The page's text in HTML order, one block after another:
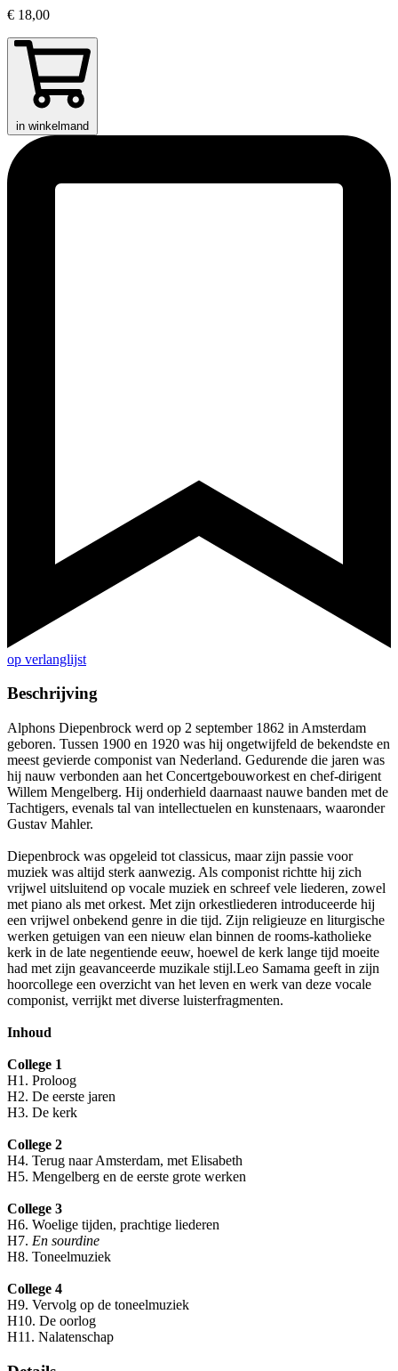
€ 18,00
in winkelmand
op verlanglijst
Beschrijving
Alphons Diepenbrock werd op 2 september 1862 in Amsterdam
geboren. Tussen 1900 en 1920 was hij ongetwijfeld de bekendste en
meest gevierde componist van Nederland. Gedurende die jaren was
hij nauw verbonden aan het Concertgebouworkest en chef-dirigent
Willem Mengelberg. Hij onderhield daarnaast nauwe banden met de
Tachtigers, evenals tal van intellectuelen en kunstenaars, waaronder
Gustav Mahler.
Diepenbrock was opgeleid tot classicus, maar zijn passie voor
muziek was altijd sterk aanwezig. Als componist richtte hij zich
vrijwel uitsluitend op vocale muziek en schreef vele liederen, zowel
met piano als met orkest. Met zijn orkestliederen introduceerde hij
een vrijwel onbekend genre in die tijd. Zijn religieuze en liturgische
werken getuigen van een nieuw elan binnen de rooms-katholieke
kerk in de late negentiende eeuw, hoewel de kerk lange tijd moeite
had met zijn geavanceerde muzikale stijl.Leo Samama geeft in zijn
hoorcollege een overzicht van het leven en werk van deze vocale
componist, verrijkt met diverse luisterfragmenten.
Inhoud
College 1
H1. Proloog
H2. De eerste jaren
H3. De kerk
College 2
H4. Terug naar Amsterdam, met Elisabeth
H5. Mengelberg en de eerste grote werken
College 3
H6. Woelige tijden, prachtige liederen
H7. En sourdine
H8. Toneelmuziek
College 4
H9. Vervolg op de toneelmuziek
H10. De oorlog
H11. Nalatenschap